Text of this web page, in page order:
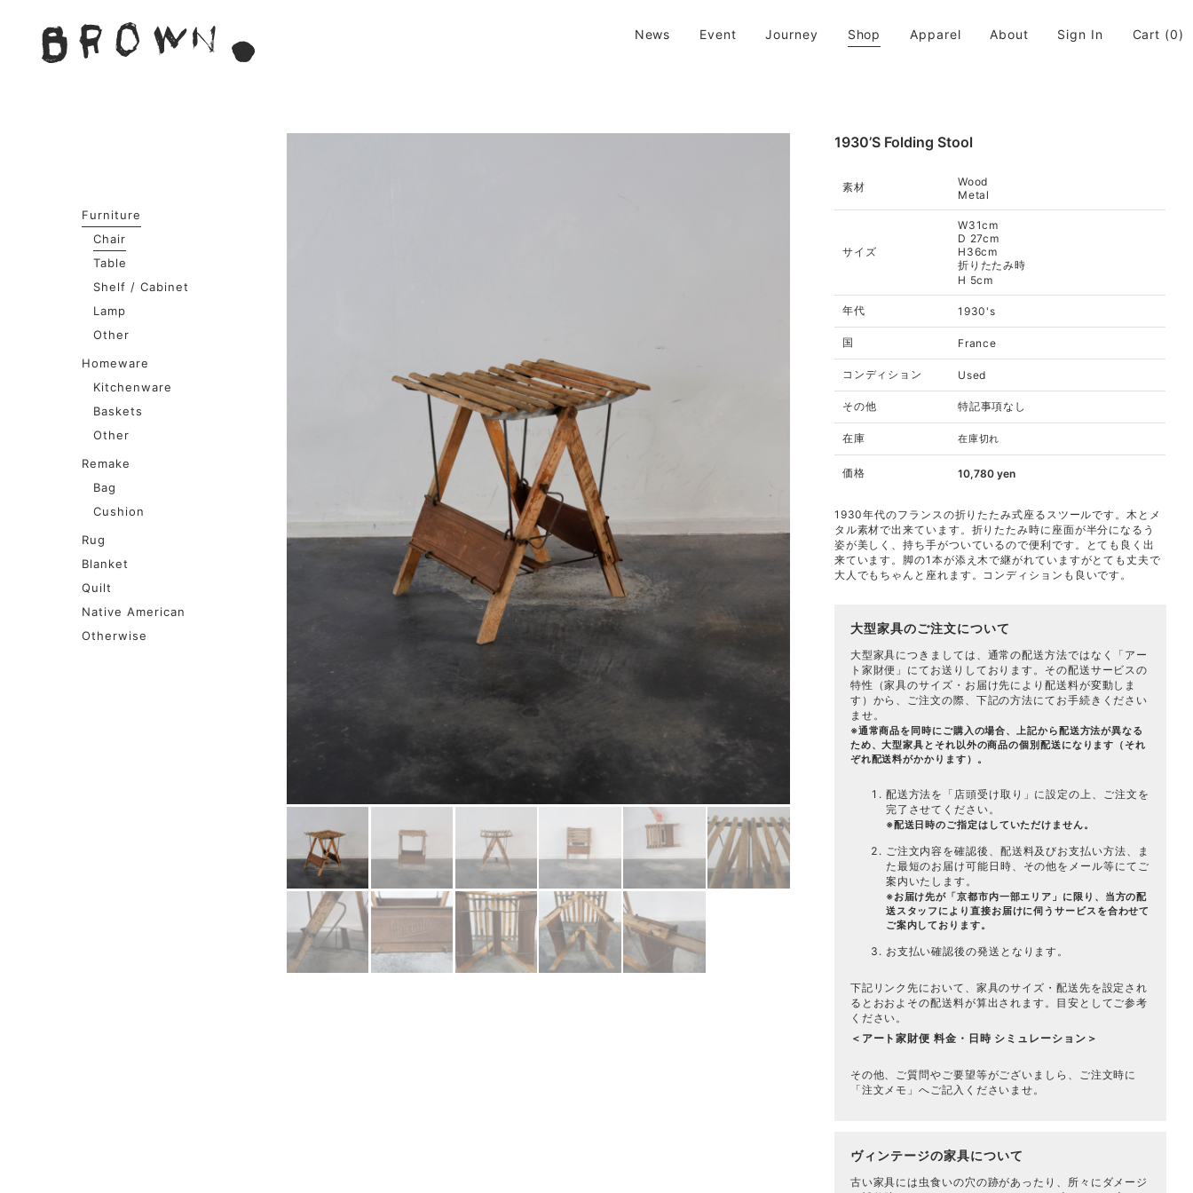
content
BROWN. | 京都 二条新町の生活雑貨店
News Event Journey Shop Apparel About Sign In Cart (0)
Furniture
Chair
Table
Shelf / Cabinet
Lamp
Other
Homeware
Kitchenware
Baskets
Other
Remake
Bag
Cushion
Rug
Blanket
Quilt
Native American
Otherwise
1930’s Folding Stool
素材
Wood
Metal
サイズ
W31cm
D 27cm
H36cm
折りたたみ時
H 5cm
年代 1930's
国 France
コンディション Used
その他 特記事項なし
在庫 在庫切れ
価格 10,780 yen
1930年代のフランスの折りたたみ式座るスツールです。木とメ
タル素材で出来ています。折りたたみ時に座面が半分になるう
姿が美しく、持ち手がついているので便利です。とても良く出
来ています。脚の1本が添え木で継がれていますがとても丈夫で
大人でもちゃんと座れます。コンディションも良いです。
大型家具のご注文について
大型家具につきましては、通常の配送方法ではなく「 アー
ト家財便 」にてお送りしております。その配送サービスの
特性（家具のサイズ・お届け先により配送料が変動しま
す）から、ご注文の際、下記の方法にてお手続きください
ませ。
※通常商品を同時にご購入の場合、上記から配送方法が異なる
ため、大型家具とそれ以外の商品の個別配送になります（それ
ぞれ配送料がかかります）。
配送方法を「店頭受け取り」に設定の上、ご注文を
完了させてください。
※配送日時のご指定はしていただけません。
ご注文内容を確認後、配送料及びお支払い方法、ま
た最短のお届け可能日時、その他をメール等にてご
案内いたします。
※お届け先が「京都市内一部エリア」に限り、当方の配
送スタッフにより直接お届けに伺うサービスを合わせて
ご案内しております。
お支払い確認後の発送となります。
下記リンク先において、家具のサイズ・配送先を設定され
るとおおよその配送料が算出されます。目安としてご参考
ください。
＜アート家財便 料金・日時 シミュレーション＞
その他、ご質問やご要望等がございましら、ご注文時に
「注文メモ」へご記入くださいませ。
ヴィンテージの家具について
古い家具には虫食いの穴の跡があったり、所々にダメージ